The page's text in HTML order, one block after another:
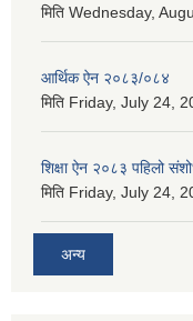
मिति Wednesday,
आर्थिक ऐन २०८३/०८४
मिति Friday, July 24,
शिक्षा ऐन २०८३ पहिलो
मिति Friday, July 24,
अन्य